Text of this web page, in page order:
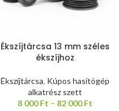
Ékszíjtárcsa 13 mm széles
ékszíjhoz
Ékszíjtárcsa, Kúpos hasítógép
alkatrész szett
8 000Ft – 82 000Ft